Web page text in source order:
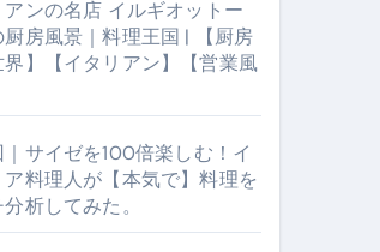
アンの名店 イルギオットー
厨房風景｜料理王国 | 【厨房
界】【イタリアン】【営業風
｜サイゼを100倍楽しむ！イ
ア料理人が【本気で】料理を
析してみた。